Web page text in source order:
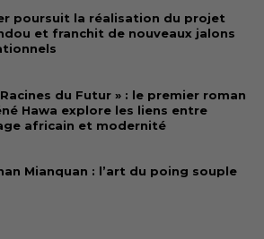
poursuit la réalisation du projet
et franchit de nouveaux jalons
Racines du Futur » : le premier roman
Hawa explore les liens entre
africain et modernité
Mianquan : l’art du poing souple